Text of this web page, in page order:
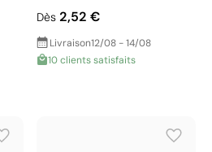
Dès 2,52 €
Livraison12/08 - 14/08
10 clients satisfaits